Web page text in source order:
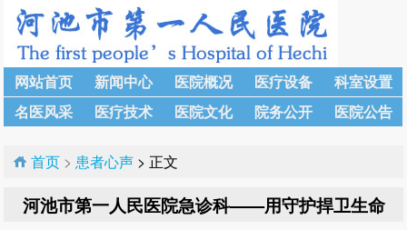
网站首页 新闻中心 医院概况 医疗设备
科室设置
名医风采
医疗技术 医院文化 院务公开 医院公告
首页 > 患者心声 > 正文
河池市第一人民医院急诊科——用守护捍卫生命